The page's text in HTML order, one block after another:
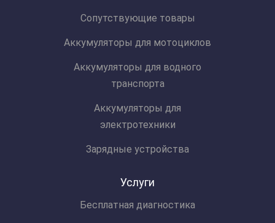
Сопутствующие товары
Аккумуляторы для мотоциклов
Аккумуляторы для водного
транспорта
Аккумуляторы для
электротехники
Зарядные устройства
Услуги
Бесплатная диагностика